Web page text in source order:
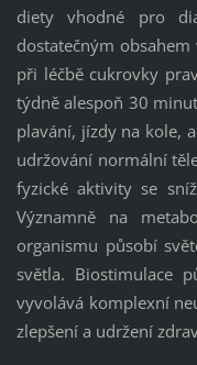
diety vhodné pro
dostatečným
při léčbě cukrovky
týdně alespoň 30
plavání, jízdy na kole,
udržování normální
fyzické aktivity se
Významně na
organismu působí
světla. Biostimulace
vyvolává komplexní
zlepšení a udržení